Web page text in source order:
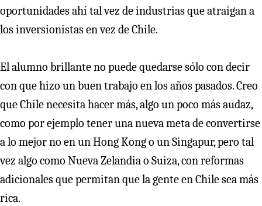
oportunidades ahí tal vez de industrias que atraigan a
los inversionistas en vez de Chile.
El alumno brillante no puede quedarse sólo con decir
con que hizo un buen trabajo en los años pasados. Creo
que Chile necesita hacer más, algo un poco más audaz,
como por ejemplo tener una nueva meta de convertirse
a lo mejor no en un Hong Kong o un Singapur, pero tal
vez algo como Nueva Zelandia o Suiza, con reformas
adicionales que permitan que la gente en Chile sea más
rica.